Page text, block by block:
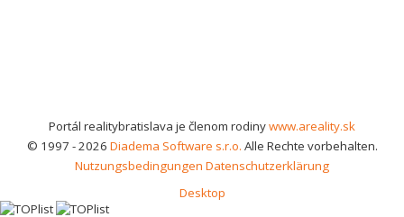
Portál realitybratislava je členom rodinywww.areality.sk
© 1997 - 2026 Diadema Software s.r.o. Alle Rechte vorbehalten.
Nutzungsbedingungen Datenschutzerklärung
Desktop